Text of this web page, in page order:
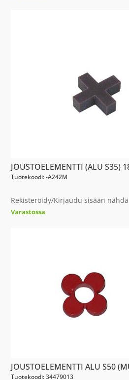
JOUSTOELEMENTTI (ALU S35)
Tuotekoodi: -A242M
Rekisteröidy/Kirjaudu sisään
Varastossa
JOUSTOELEMENTTI ALU S50
Tuotekoodi: 34479013